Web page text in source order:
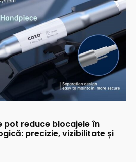
pot reduce blocajele în
precizie, vizibilitate și